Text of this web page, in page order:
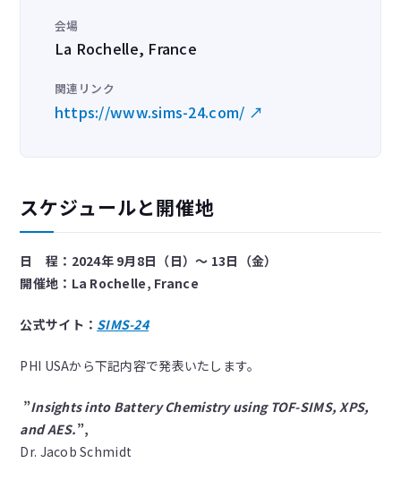
会場
La Rochelle, France
関連リンク
https://www.sims-24.com/ ↗
スケジュールと開催地
日 程：2024年 9月8日（日）～ 13日（金）
開催地：La Rochelle, France
公式サイト： SIMS-24
PHI USAから下記内容で発表いたします。
”Insights into Battery Chemistry using TOF-SIMS, XPS,
and AES.”,
Dr. Jacob Schmidt